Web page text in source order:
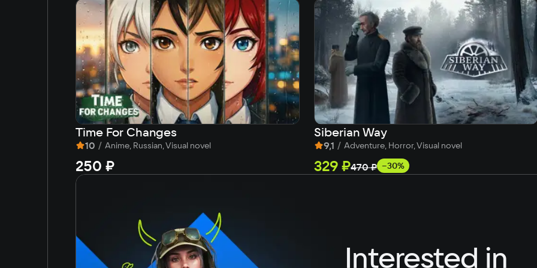
Time For Changes
10 / Anime, Russian, Visual novel
250 ₽
Siberian Way
9,1 / Adventure, Horror, Visual novel
329 ₽470 ₽ −30%
Interested in